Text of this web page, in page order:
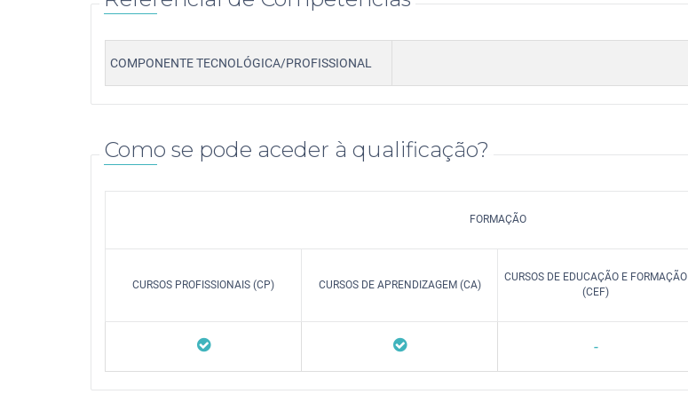
COMPONENTE TECNOLÓGICA/PROFISSIONAL
Como se pode aceder à qualificação?
FORMAÇÃO
CURSOS PROFISSIONAIS (CP) CURSOS DE APRENDIZAGEM (CA)
CURSOS DE EDUCAÇÃO E FORMAÇÃO
(CEF)
-